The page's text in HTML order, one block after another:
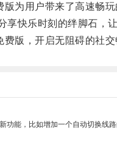
用户带来了高速畅玩
快乐时刻的绊脚石，让
，开启无阻碍的社交
能，比如增加一个自动切换线路